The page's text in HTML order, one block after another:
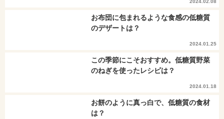
2024.02.08
お布団に包まれるような食感の低糖質
のデザートは？
2024.01.25
この季節にこそおすすめ。低糖質野菜
のねぎを使ったレシピは？
2024.01.18
お餅のように真っ白で、低糖質の食材
は？